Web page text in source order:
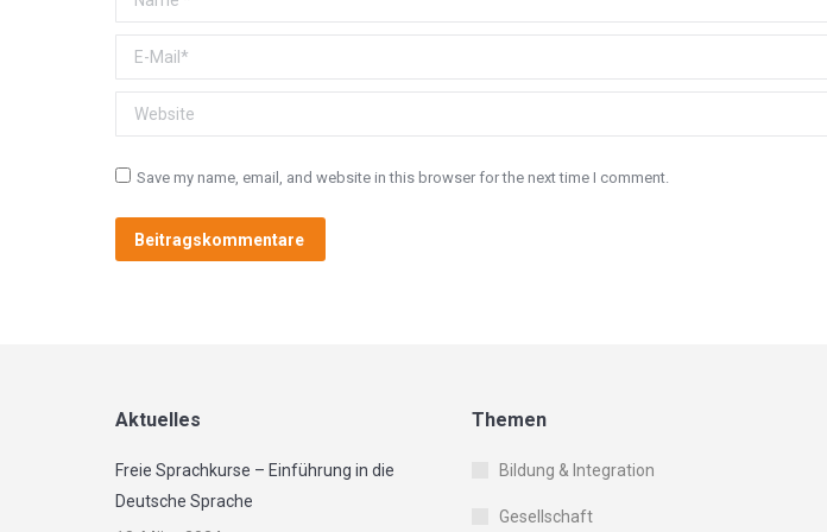
E-Mail *
Website
Save my name, email, and website in this browser for the next time I comment.
Beitragskommentare
Aktuelles
Freie Sprachkurse – Einführung in die
Deutsche Sprache
Themen
Bildung & Integration
Gesellschaft